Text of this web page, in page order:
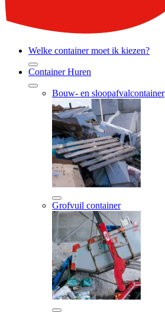
Welke container moet ik kiezen?
Container Huren
Bouw- en sloopafvalcontainer
Grofvuil container